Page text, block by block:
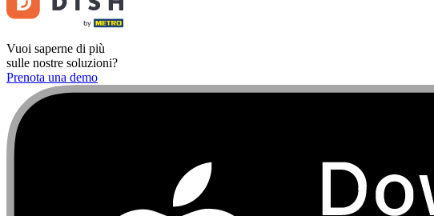
Vuoi saperne di più
sulle nostre soluzioni?
Prenota una demo